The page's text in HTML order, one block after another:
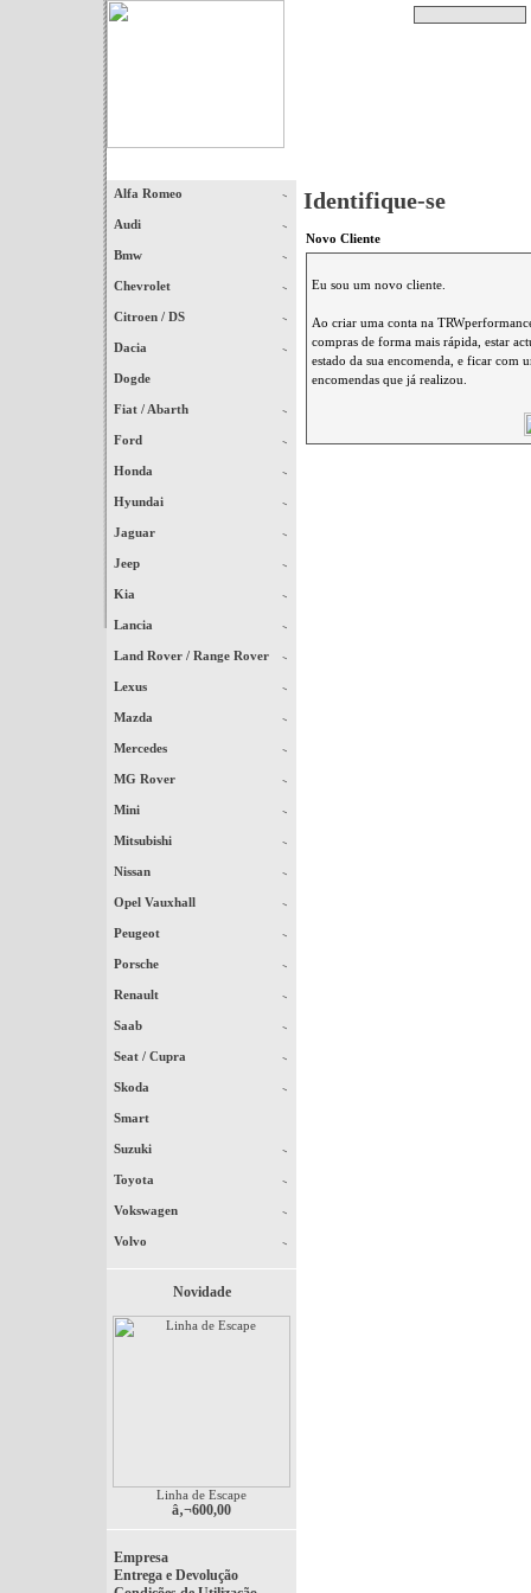
Alfa Romeo
Audi
Bmw
Chevrolet
Citroen / DS
Dacia
Dogde
Fiat / Abarth
Ford
Honda
Hyundai
Jaguar
Jeep
Kia
Lancia
Land Rover / Range Rover
Lexus
Mazda
Mercedes
MG Rover
Mini
Mitsubishi
Nissan
Opel Vauxhall
Peugeot
Porsche
Renault
Saab
Seat / Cupra
Skoda
Smart
Suzuki
Toyota
Vokswagen
Volvo
Novidade
Linha de Escape
â‚¬600,00
Empresa
Entrega e Devolução
Identifique-se
Novo Cliente
Eu sou um novo cliente.
Ao criar uma conta na
compras de forma mais rápida, estar
estado da sua encomenda, e ficar com
encomendas que já realizou.